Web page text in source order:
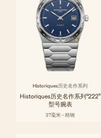
Historiques历史名作系列
Historiques历史名作系列“222”
型号腕表
37毫米 - 精钢